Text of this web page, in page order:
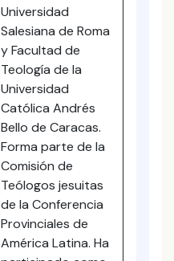
Universidad
Salesiana de Roma
y Facultad de
Teología de la
Universidad
Católica Andrés
Bello de Caracas.
Forma parte de la
Comisión de
Teólogos jesuitas
de la Conferencia
Provinciales de
América Latina. Ha